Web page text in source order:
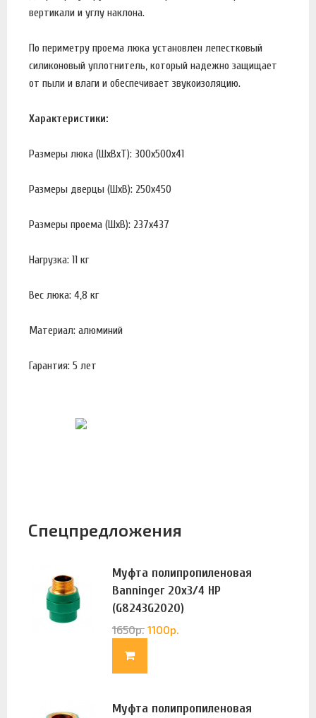
вертикали и углу наклона.
По периметру проема люка установлен лепестковый
силиконовый уплотнитель, который надежно защищает
от пыли и влаги и обеспечивает звукоизоляцию.
Характеристики:
Размеры люка (ШхВхТ): 300х500х41
Размеры дверцы (ШхВ): 250х450
Размеры проема (ШхВ): 237х437
Нагрузка: 11 кг
Вес люка: 4,8 кг
Материал: алюминий
Гарантия: 5 лет
Спецпредложения
Муфта полипропиленовая
Banninger 20х3/4 НР
(G8243G2020)
1650р. 1100р.
Муфта полипропиленовая